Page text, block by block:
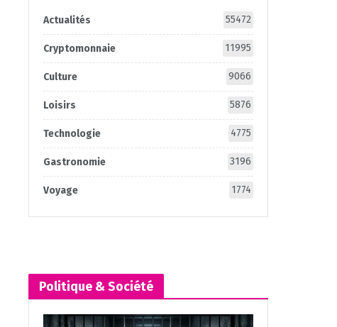
Actualités 55472
Cryptomonnaie 11995
Culture 9066
Loisirs 5876
Technologie 4775
Gastronomie 3196
Voyage 1774
Politique & Société